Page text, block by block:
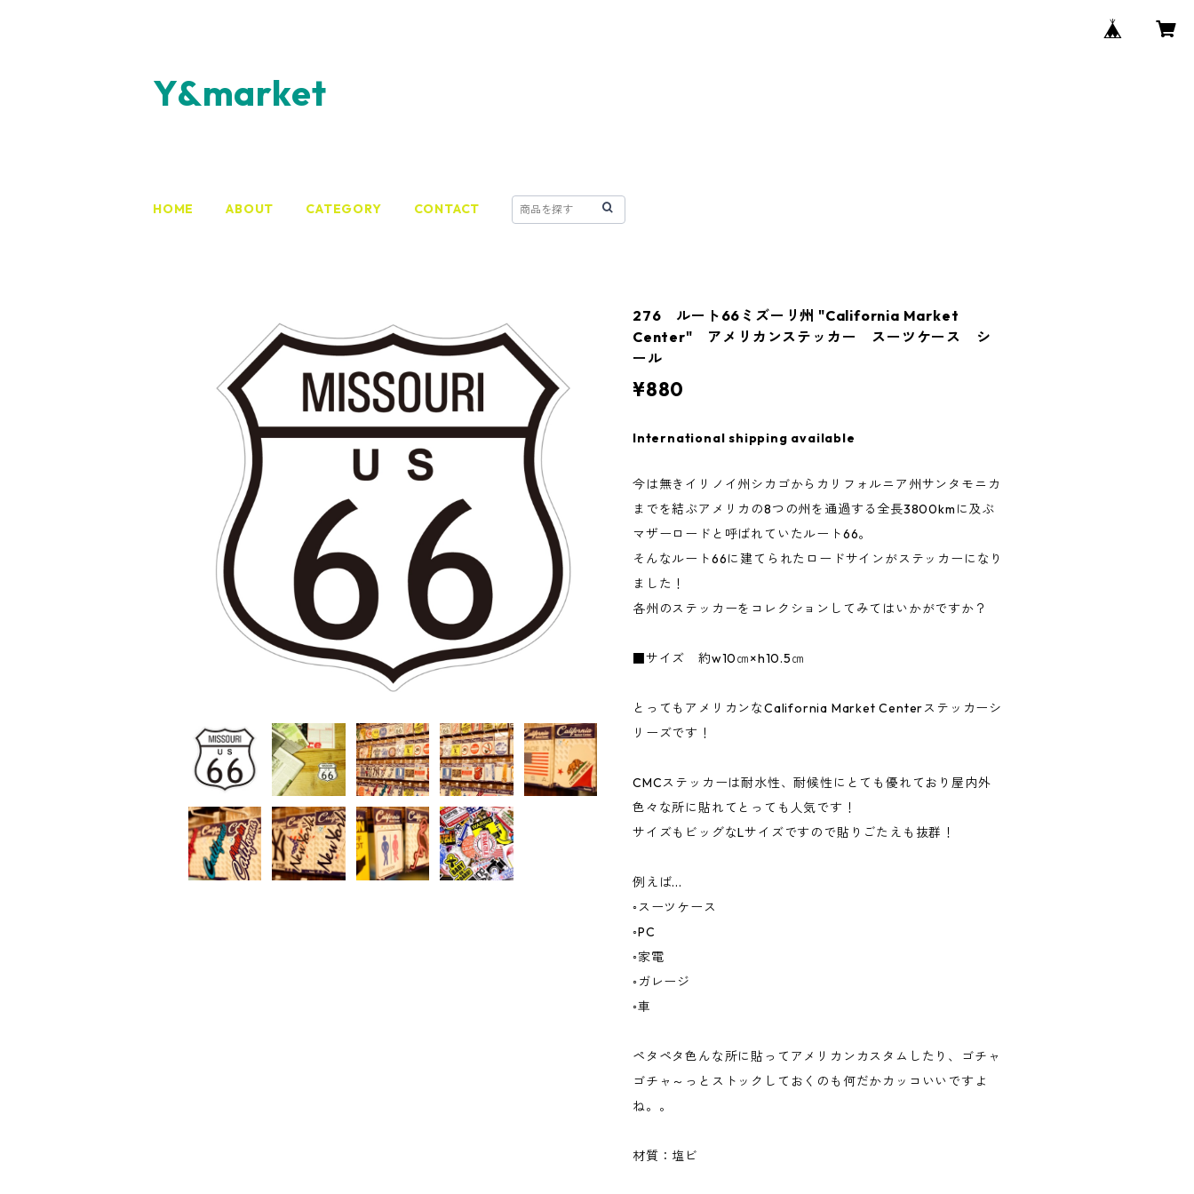
Y&market
HOME ABOUT CATEGORY CONTACT
276 ルート66ミズーリ州 "California Market
Center" アメリカンステッカー スーツケース シ
ール
¥880
International shipping available
今は無きイリノイ州シカゴからカリフォルニア州サンタモニカ
までを結ぶアメリカの8つの州を通過する全長3800kmに及ぶ
マザーロードと呼ばれていたルート66。
そんなルート66に建てられたロードサインがステッカーになり
ました！
各州のステッカーをコレクションしてみてはいかがですか？
■サイズ 約w10㎝×h10.5㎝
とってもアメリカンなCalifornia Market Centerステッカーシ
リーズです！
CMCステッカーは耐水性、耐候性にとても優れており屋内外
色々な所に貼れてとっても人気です！
サイズもビッグなLサイズですので貼りごたえも抜群！
例えば...
◦スーツケース
◦PC
◦家電
◦ガレージ
◦車
ペタペタ色んな所に貼ってアメリカンカスタムしたり、ゴチャ
ゴチャ～っとストックしておくのも何だかカッコいいですよ
ね。。
材質：塩ビ